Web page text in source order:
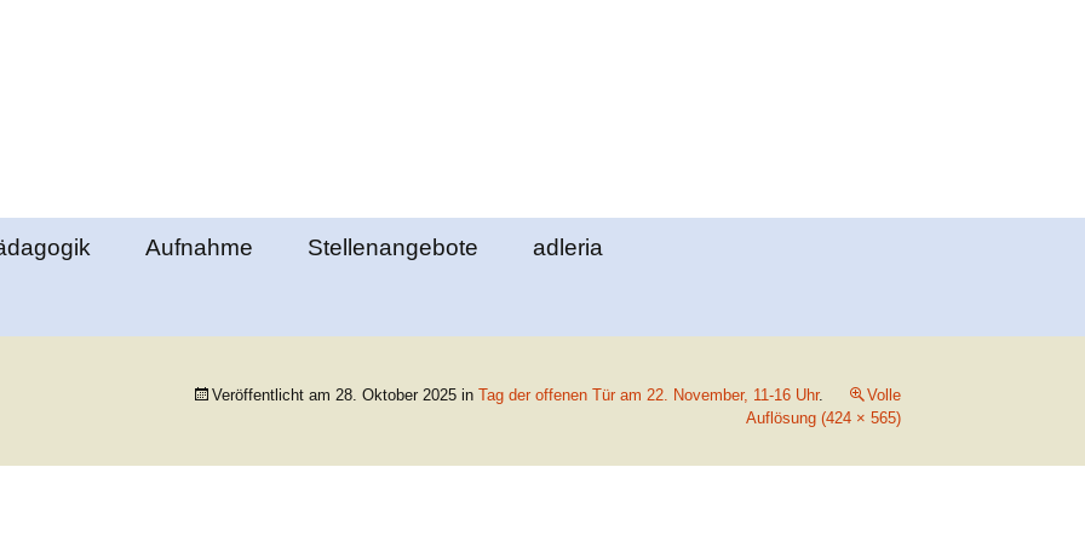
Aufnahme
Formulare
Stellenangebote adleria
Veröffentlicht am 28. Oktober 2025 in Tag der offenen Tür am 22. November, 11-16 Uhr.
Volle
Auflösung (424 × 565)